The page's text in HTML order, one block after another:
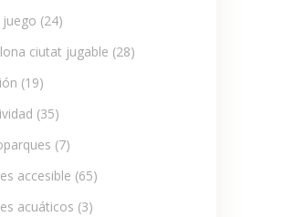
juego (24)
ciutat jugable (28)
(19)
(35)
(7)
accesible (65)
acuáticos (3)